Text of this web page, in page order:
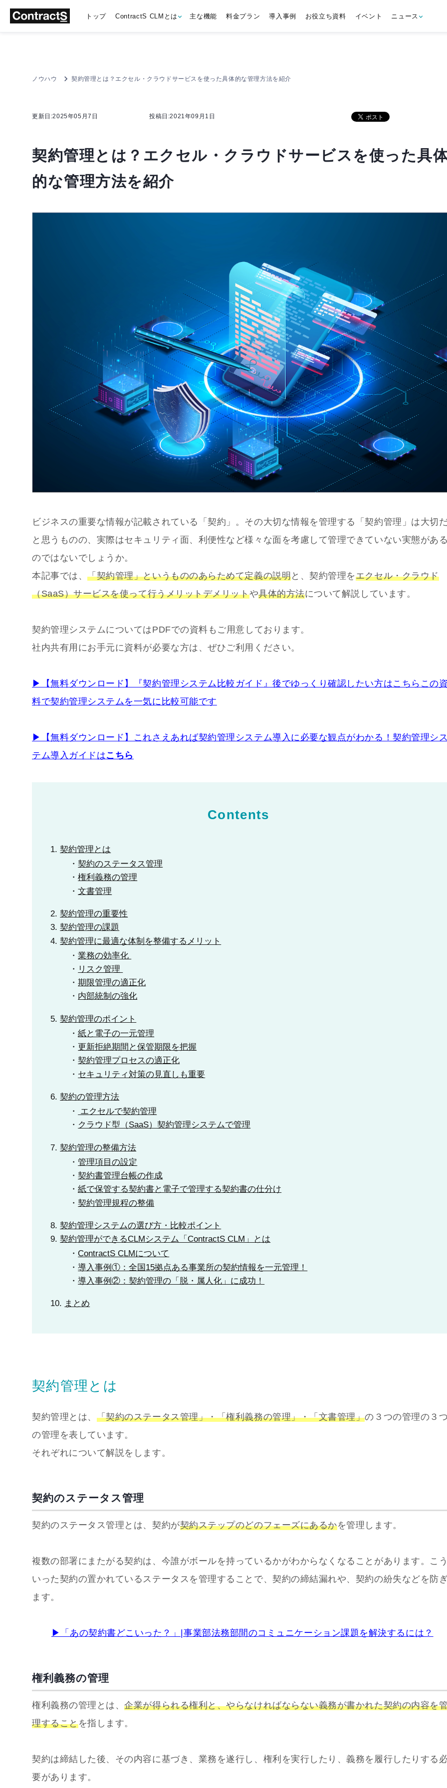
トップ ContractS CLMとは 主な機能 料金プラン 導入事例 お役立ち資料 イベント ニュース
ノウハウ 契約管理とは？エクセル・クラウドサービスを使った具体的な管理方法を紹介
更新日:2025年05月7日 投稿日:2021年09月1日
契約管理とは？エクセル・クラウドサービスを使った具
的な管理方法を紹介
ビジネスの重要な情報が記載されている「契約」。その大切な情報を管理する「契約管理」は大切
と思うものの、実際はセキュリティ面、利便性など様々な面を考慮して管理できていない実態があ
のではないでしょうか。
本記事では、「契約管理」というもののあらためて定義の説明と、契約管理をエクセル・クラウド
（SaaS）サービスを使って行うメリットデメリットや具体的方法について解説しています。
契約管理システムについてはPDFでの資料もご用意しております。
社内共有用にお手元に資料が必要な方は、ぜひご利用ください。
▶︎【無料ダウンロード】『契約管理システム比較ガイド』後でゆっくり確認したい方はこちら この
料で契約管理システムを一気に比較可能です
▶︎【無料ダウンロード】これさえあれば契約管理システム導入に必要な観点がわかる！契約管理シ
テム導入ガイドはこちら
Contents
契約管理とは
契約のステータス管理
権利義務の管理
文書管理
契約管理の重要性
契約管理の課題
契約管理に最適な体制を整備するメリット
業務の効率化
リスク管理
期限管理の適正化
内部統制の強化
契約管理のポイント
紙と電子の一元管理
更新拒絶期間と保管期限を把握
契約管理プロセスの適正化
セキュリティ対策の見直しも重要
契約の管理方法
エクセルで契約管理
クラウド型（SaaS）契約管理システムで管理
契約管理の整備方法
管理項目の設定
契約書管理台帳の作成
紙で保管する契約書と電子で管理する契約書の仕分け
契約管理規程の整備
契約管理システムの選び方・比較ポイント
契約管理ができるCLMシステム「ContractS CLM」とは
ContractS CLMについて
導入事例①：全国15拠点ある事業所の契約情報を一元管理！
導入事例②：契約管理の「脱・属人化」に成功！
まとめ
契約管理とは
契約管理とは、 「契約のステータス管理」・「権利義務の管理」・「文書管理」の３つの管理の３
の管理を表しています。
それぞれについて解説をします。
契約のステータス管理
契約のステータス管理とは、契約が契約ステップのどのフェーズにあるかを管理します。
複数の部署にまたがる契約は、今誰がボールを持っているかがわからなくなることがあります。こ
いった契約の置かれているステータスを管理することで、契約の締結漏れや、契約の紛失などを防
ます。
▶「あの契約書どこいった？」|事業部法務部間のコミュニケーション課題を解決するには？
権利義務の管理
権利義務の管理とは、企業が得られる権利と、やらなければならない義務が書かれた契約の内容を
理することを指します。
契約は締結した後、その内容に基づき、業務を遂行し、権利を実行したり、義務を履行したりする
要があります。